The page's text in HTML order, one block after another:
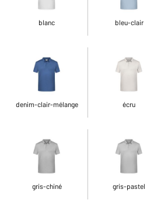
blanc bleu-clair
denim-clair-mélange écru
gris-chiné gris-pastel